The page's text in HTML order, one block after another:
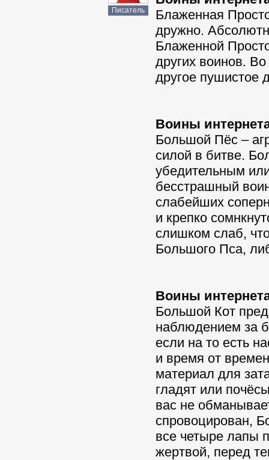
Писатель
Блаженная
дружно.
Блаженной
других воинов.
другое пушистое
Воины
Большой Пёс –
силой в битве.
убедительным
бесстрашный
слабейших
и крепко
слишком слаб,
Большого Пса,
Воины
Большой Кот
наблюдением за
если на то есть
и время от
материал для
гладят или
вас не
спровоцирован,
все четыре лапы
жертвой, перед